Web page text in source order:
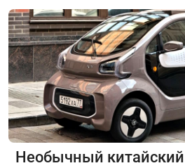
Необычный китайский